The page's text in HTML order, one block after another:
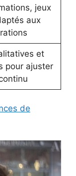
jeux
aux
et
pour ajuster
de